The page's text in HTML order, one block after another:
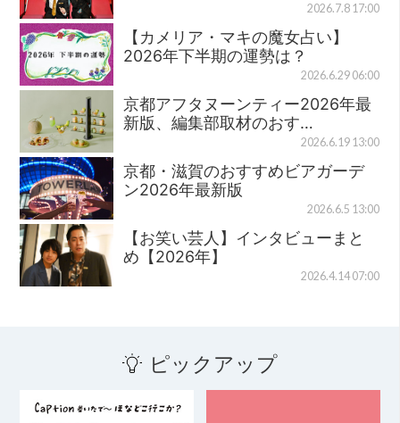
2026.7.8 17:00
【カメリア・マキの魔女占い】
2026年下半期の運勢は？
2026.6.29 06:00
京都アフタヌーンティー2026年最
新版、編集部取材のおす…
2026.6.19 13:00
京都・滋賀のおすすめビアガーデ
ン2026年最新版
2026.6.5 13:00
【お笑い芸人】インタビューまと
め【2026年】
2026.4.14 07:00
ピックアップ